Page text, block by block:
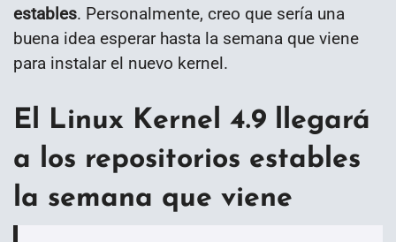
estables. Personalmente, creo que sería una
buena idea esperar hasta la semana que viene
para instalar el nuevo kernel.
El Linux Kernel 4.9 llegará
a los repositorios estables
la semana que viene